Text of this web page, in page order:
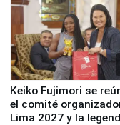
Keiko Fujimori se
el comité
Lima 2027 y la